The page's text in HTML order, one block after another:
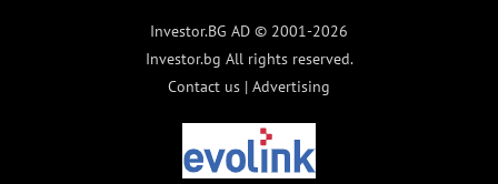
Investor.BG AD © 2001-2026
Investor.bg All rights reserved.
Contact us | Advertising